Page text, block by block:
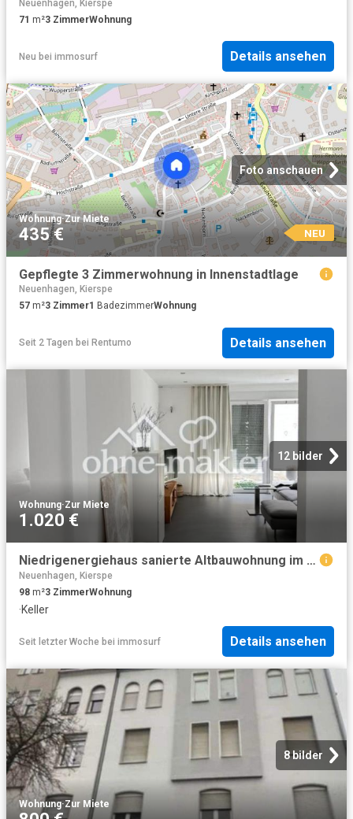
Neuenhagen, Kierspe
71 m²3 ZimmerWohnung
Neu bei immosurf Details ansehen
Foto anschauen
Wohnung·Zur Miete
435 € NEU
Gepflegte 3 Zimmerwohnung in Innenstadtlage
Neuenhagen, Kierspe
57 m²3 Zimmer1 BadezimmerWohnung
Seit 2 Tagen bei Rentumo Details ansehen
12 bilder
Wohnung·Zur Miete
1.020 €
Niedrigenergiehaus sanierte Altbauwohnung im Zentrum von Lüdenscheid
Neuenhagen, Kierspe
98 m²3 ZimmerWohnung
·Keller
Seit letzter Woche bei immosurf Details ansehen
8 bilder
Wohnung·Zur Miete